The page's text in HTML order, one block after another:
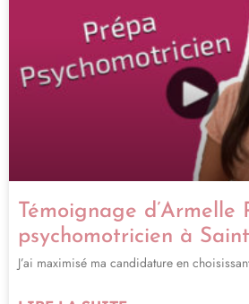
Témoignage d’Armelle
psychomotricien à
J’ai maximisé ma candidature en